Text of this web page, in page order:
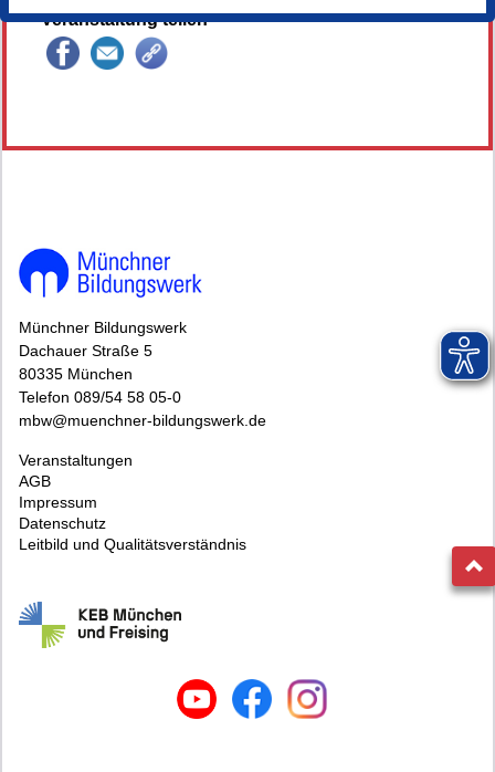
Veranstaltung teilen
Münchner Bildungswerk
Dachauer Straße 5
80335 München
Telefon 089/54 58 05-0
mbw@muenchner-bildungswerk.de
Veranstaltungen
AGB
Impressum
Datenschutz
Leitbild und Qualitätsverständnis